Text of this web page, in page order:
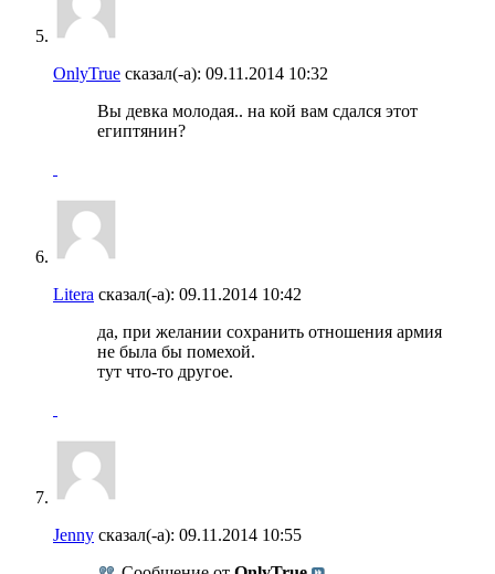
OnlyTrue сказал(-а): 09.11.2014 10:32
Вы девка молодая.. на кой вам сдался этот
египтянин?
Litera сказал(-а): 09.11.2014 10:42
да, при желании сохранить отношения армия
не была бы помехой.
тут что-то другое.
Jenny сказал(-а): 09.11.2014 10:55